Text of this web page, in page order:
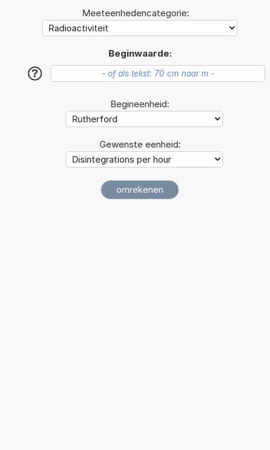
Meeteenhedencategorie:
Beginwaarde:
?
Begineenheid:
Gewenste eenheid: